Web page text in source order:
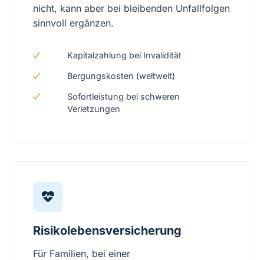
nicht, kann aber bei bleibenden Unfallfolgen
sinnvoll ergänzen.
Kapitalzahlung bei Invalidität
Bergungskosten (weltweit)
Sofortleistung bei schweren
Verletzungen
Risikolebensversicherung
Für Familien, bei einer